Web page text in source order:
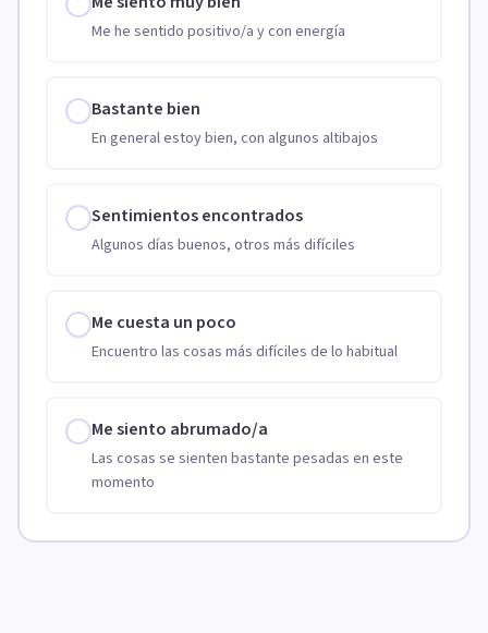
Me he sentido positivo/a y con energía
Bastante bien
En general estoy bien, con algunos altibajos
Sentimientos encontrados
Algunos días buenos, otros más difíciles
Me cuesta un poco
Encuentro las cosas más difíciles de lo habitual
Me siento abrumado/a
Las cosas se sienten bastante pesadas en este
momento